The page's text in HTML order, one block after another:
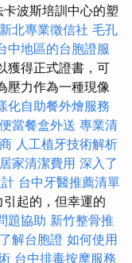
波斯培訓中心的塑
新北專業徵信社 毛孔
中地區的台胞證服
獲得正式證書，可
壓力作為一種現像
化自助餐外燴服務
當餐盒外送 專業清
人工植牙技術解析
家清潔費用 深入了
台中牙醫推薦清單
起的，但幸運的
題協助 新竹整骨推
解台胞證 如何使用
台中排毒按摩服務